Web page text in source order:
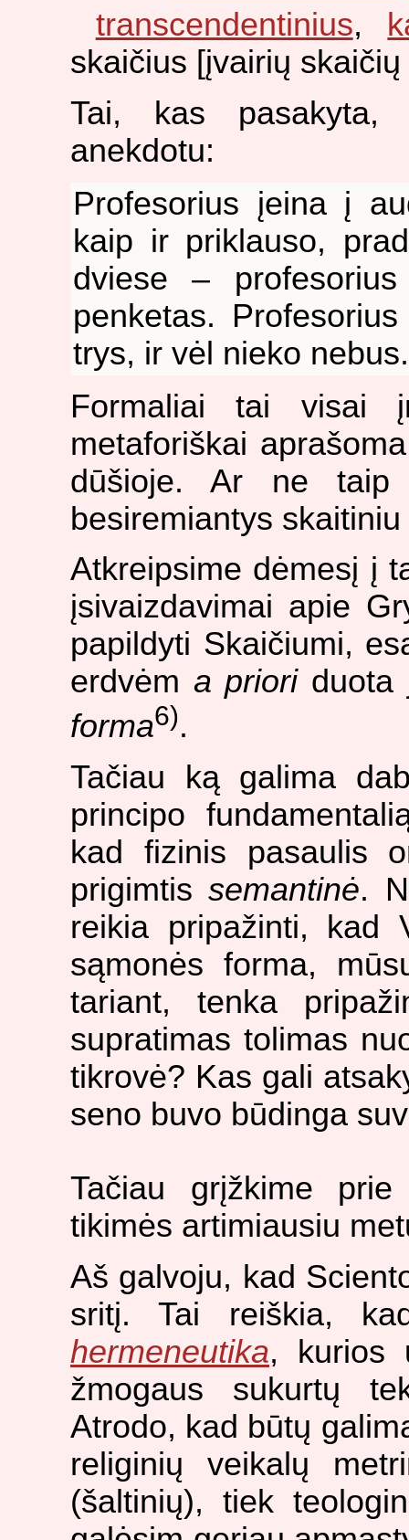
transcendentinius,
skaičius [įvairių
Tai, kas pasakyta,
anekdotu:
Profesorius įeina į
kaip ir priklauso,
dviese –
penketas.
trys, ir vėl nieko
Formaliai tai visai
metaforiškai
dūšioje. Ar ne taip
besiremiantys
Atkreipsime dėmesį į
įsivaizdavimai apie
papildyti Skaičiumi,
erdvėm a prioriduota
forma6).
Tačiau ką galima
principo
kad fizinis pasaulis
prigimtissemantinė.
reikia pripažinti, kad
sąmonės forma,
tariant, tenka
supratimas tolimas
tikrovė? Kas gali
seno buvo būdinga
Tačiau grįžkime
tikimės artimiausiu
Aš galvoju, kad
sritį. Tai reiškia,
hermeneutika, kurios
žmogaus sukurtų
Atrodo, kad būtų
religinių veikalų
(šaltinių), tiek